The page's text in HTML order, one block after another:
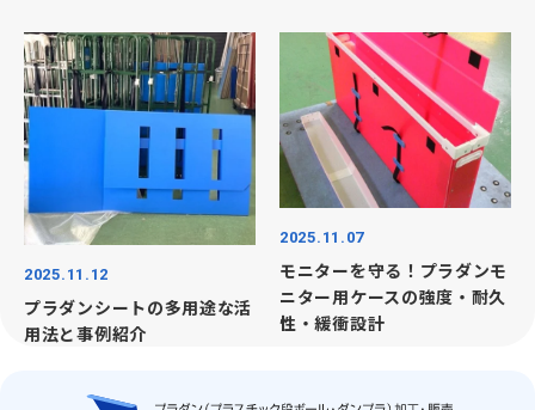
2025.11.12
プラダンシートの多用途な活
用法と事例紹介
2025.11.07
モニターを守る！プラダンモ
ニター用ケースの強度・耐久
性・緩衝設計